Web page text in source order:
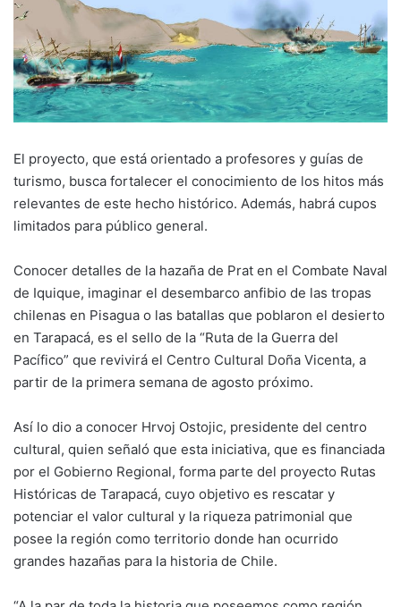
El proyecto, que está orientado a profesores y guías de
turismo, busca fortalecer el conocimiento de los hitos más
relevantes de este hecho histórico. Además, habrá cupos
limitados para público general.
Conocer detalles de la hazaña de Prat en el Combate Naval
de Iquique, imaginar el desembarco anfibio de las tropas
chilenas en Pisagua o las batallas que poblaron el desierto
en Tarapacá, es el sello de la “Ruta de la Guerra del
Pacífico” que revivirá el Centro Cultural Doña Vicenta, a
partir de la primera semana de agosto próximo.
Así lo dio a conocer Hrvoj Ostojic, presidente del centro
cultural, quien señaló que esta iniciativa, que es financiada
por el Gobierno Regional, forma parte del proyecto Rutas
Históricas de Tarapacá, cuyo objetivo es rescatar y
potenciar el valor cultural y la riqueza patrimonial que
posee la región como territorio donde han ocurrido
grandes hazañas para la historia de Chile.